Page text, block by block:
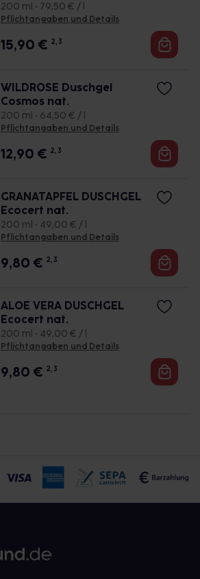
200 ml • 79,50 € / l
Pflichtangaben und Details
15,90 € 2, 3
WILDROSE Duschgel
Cosmos nat.
200 ml • 64,50 € / l
Pflichtangaben und Details
12,90 € 2, 3
GRANATAPFEL DUSCHGEL
Ecocert nat.
200 ml • 49,00 € / l
Pflichtangaben und Details
9,80 € 2, 3
ALOE VERA DUSCHGEL
Ecocert nat.
200 ml • 49,00 € / l
Pflichtangaben und Details
9,80 € 2, 3